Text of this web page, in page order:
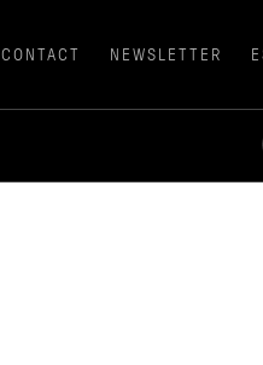
CONTACT NEWSLETTER